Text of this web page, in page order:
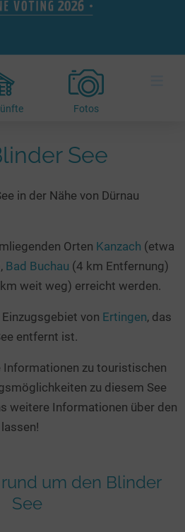
Fotos
See
in der Nähe von Dürnau
Orten Kanzach (etwa
Bad Buchau (4 km Entfernung)
weit weg) erreicht werden.
von Ertingen, das
entfernt ist.
Informationen zu touristischen
zu diesem See
weitere Informationen über den
um den Blinder
See